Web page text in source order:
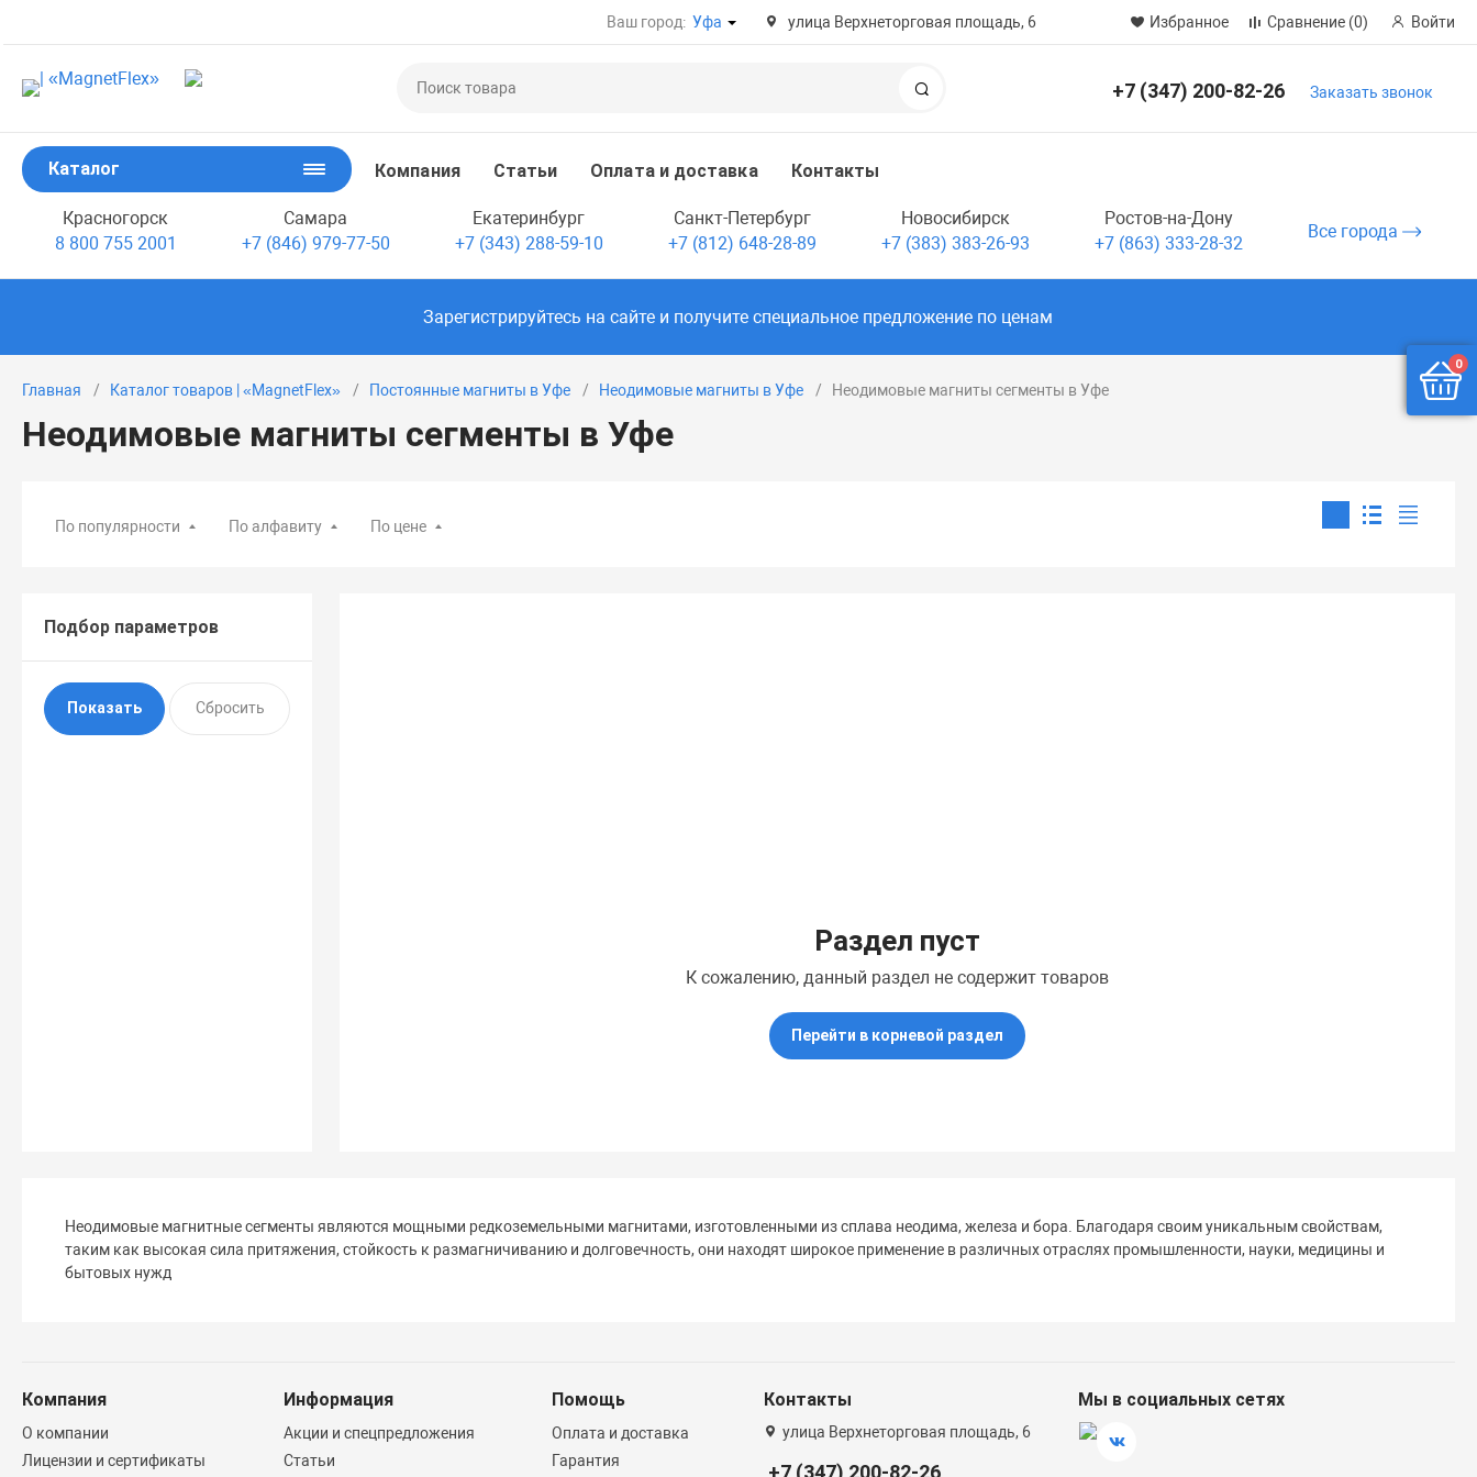
Ваш город: Уфа улица Верхнеторговая площадь, 6 Избранное Сравнение (0) Войти
+7 (347) 200-82-26 Заказать звонок
Каталог Компания Статьи Оплата и доставка Контакты
Красногорск
8 800 755 2001
Самара
+7 (846) 979-77-50
Екатеринбург
+7 (343) 288-59-10
Санкт-Петербург
+7 (812) 648-28-89
Новосибирск
+7 (383) 383-26-93
Ростов-на-Дону
+7 (863) 333-28-32
Все города
Зарегистрируйтесь на сайте и получите специальное предложение по ценам
Главная Каталог товаров | «MagnetFlex» Постоянные магниты в Уфе Неодимовые магниты в Уфе Неодимовые магниты сегменты в Уфе
Неодимовые магниты сегменты в Уфе
По популярности По алфавиту По цене
Подбор параметров
Раздел пуст
К сожалению, данный раздел не содержит товаров
Перейти в корневой раздел
Неодимовые магнитные сегменты являются мощными редкоземельными магнитами, изготовленными из сплава неодима, железа и бора. Благодаря своим уникальным свойствам,
таким как высокая сила притяжения, стойкость к размагничиванию и долговечность, они находят широкое применение в различных отраслях промышленности, науки, медицины и
бытовых нужд
Компания
О компании
Лицензии и сертификаты
Информация
Акции и спецпредложения
Статьи
Помощь
Оплата и доставка
Гарантия
Контакты
улица Верхнеторговая площадь, 6
+7 (347) 200-82-26
Мы в социальных сетях
0